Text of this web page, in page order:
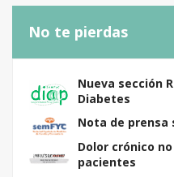
No te pierdas
Nueva sección
Diabetes
Nota de prensa
Dolor crónico
pacientes